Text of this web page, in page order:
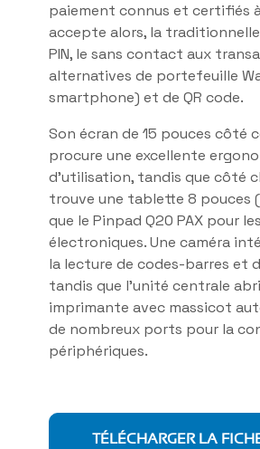
paiement connus et certifiés à
accepte alors, la
PIN, le sans contact aux
alternatives de portefeuille
smartphone) et de QR code.
Son écran de 15 pouces côté
procure une excellente
d’utilisation, tandis que côté
trouve une tablette 8 pouces
que le Pinpad Q20 PAX pour
électroniques. Une caméra
la lecture de codes-barres et
tandis que l’unité centrale
imprimante avec massicot
de nombreux ports pour la
périphériques.
TÉLÉCHARGER LA